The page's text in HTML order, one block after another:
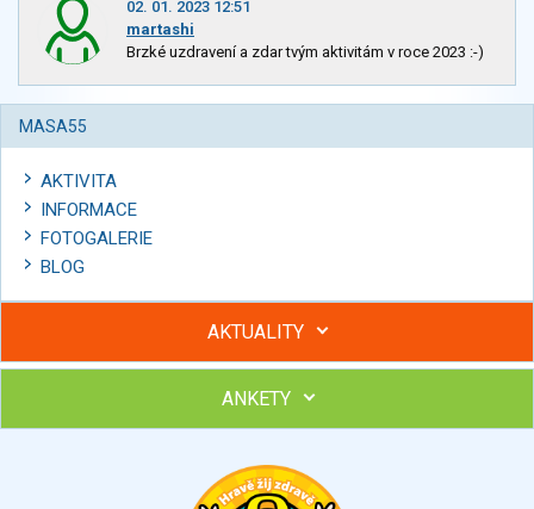
02. 01. 2023 12:51
martashi
Brzké uzdravení a zdar tvým aktivitám v roce 2023 :-)
MASA55
AKTIVITA
INFORMACE
FOTOGALERIE
BLOG
AKTUALITY
Hubněte s podporou lektorky a skupiny v kurzech STOBu
Chcete poradit s hubnutím? Najděte si odborníka STOBu ve
ANKETY